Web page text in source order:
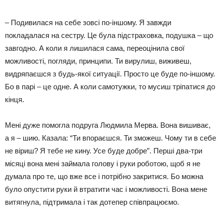
– Подивилася на себе зовсі по-іншому. Я завжди
покладалася на сестру. Це була підстраховка, подушка – що
завгодно. А коли я лишилася сама, переоцінила свої
можливості, погляди, принципи. Ти вирулиш, виживеш,
видряпаєшся з будь-якої ситуації. Просто це буде по-іншому.
Бо в парі – це одне. А коли самотужки, то мусиш тріпатися до
кінця.
Мені дуже помогла подруга Людмила Мерва. Вона вишиває,
а я – шию. Казала: “Ти впораєшся. Ти зможеш. Чому ти в себе
не віриш? Я тебе не кину. Усе буде добре”. Перші два-три
місяці вона мені займала голову і руки роботою, щоб я не
думала про те, що вже все і потрібно закритися. Бо можна
було опустити руки й втратити час і можливості. Вона мене
витягнула, підтримала і так дотепер співпрацюємо.